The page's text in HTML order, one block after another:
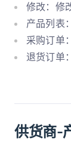
修改：修
产品列表
采购订单
退货订单
供货商-